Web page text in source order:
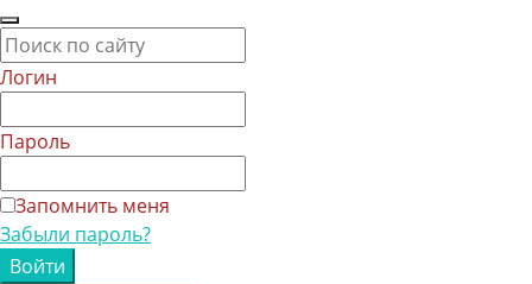
Логин
Пароль
Запомнить меня
Забыли пароль?